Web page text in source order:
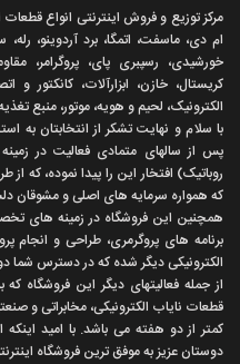
مرکز توزیع و فروش اینترنتی انواع
ام دی، ماسفت، اتمگا، برد آردوینو،
خورشیدی، رسپبری پای، پروگرامر،
کریستال، خازن، ابزارآلات، کانکتور
الکترونیک، لحیم و هویه، موتور، منبع
با سلام و نهايت تشکر از انتخابتان به
پس از سالهای متمادی فعاليت در
روباتيک) افتخار اين را پيدا نموده، که
که همواره سرمايه های اصلی و مشوقان
همچنين اين فروشگاه در زمينه های
برنامه های پروگرمری، طراحی و انجام
الکترونيکی ديگر شده که در دسترس شما
از جمله فعاليتهای ديگر اين فروشگاه
قطعات ناياب الکترونيکی، مخابراتی و
کمتر از دو هفته می باشد. با اميد
دوستان عزيز به موفق ترين فروشگاه